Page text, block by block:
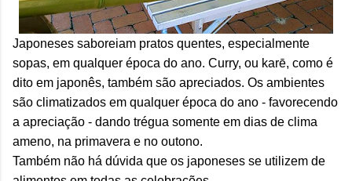
Japoneses saboreiam pratos quentes, especialmente
sopas, em qualquer época do ano. Curry, ou karē, como é
dito em japonês, também são apreciados. Os ambientes
são climatizados em qualquer época do ano - favorecendo
a apreciação - dando trégua somente em dias de clima
ameno, na primavera e no outono.
Também não há dúvida que os japoneses se utilizem de